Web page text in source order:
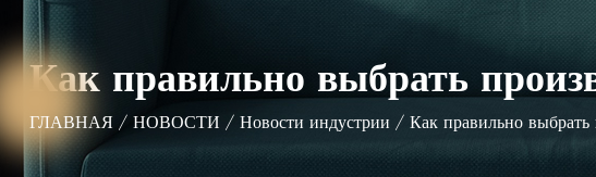
Как правильно выбрать
ГЛАВНАЯ / НОВОСТИ / Новости индустрии / Как правильно выбрать